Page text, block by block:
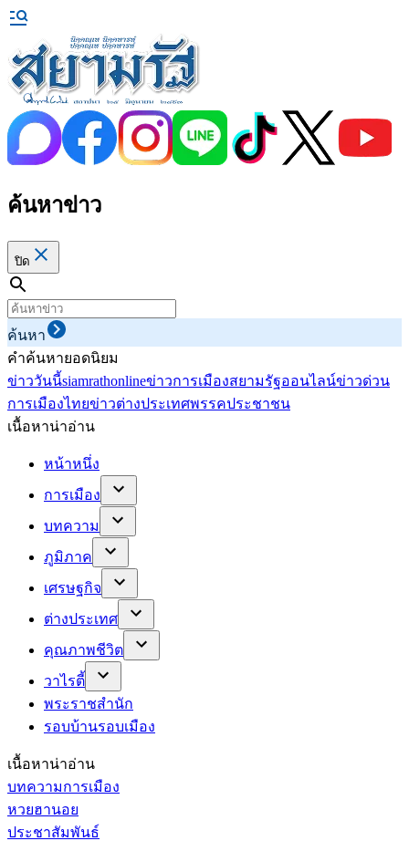
ค้นหาข่าว
ปิด
ค้นหา
คำค้นหายอดนิยม
ข่าววันนี้siamrathonlineข่าวการเมืองสยามรัฐออนไลน์ข่าวด่วน
การเมืองไทยข่าวต่างประเทศพรรคประชาชน
เนื้อหาน่าอ่าน
หน้าหนึ่ง
การเมือง
บทความ
ภูมิภาค
เศรษฐกิจ
ต่างประเทศ
คุณภาพชีวิต
วาไรตี้
พระราชสำนัก
รอบบ้านรอบเมือง
เนื้อหาน่าอ่าน
บทความการเมือง
หวยฮานอย
ประชาสัมพันธ์